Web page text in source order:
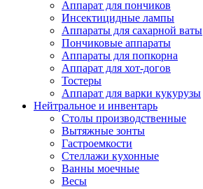
Аппарат для пончиков
Инсектицидные лампы
Аппараты для сахарной ваты
Пончиковые аппараты
Аппараты для попкорна
Аппарат для хот-догов
Тостеры
Аппарат для варки кукурузы
Нейтральное и инвентарь
Столы производственные
Вытяжные зонты
Гастроемкости
Стеллажи кухонные
Ванны моечные
Весы